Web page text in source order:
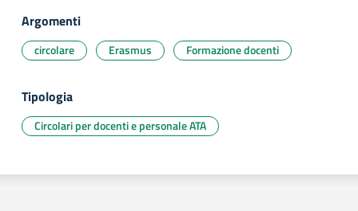
Argomenti
circolare Erasmus Formazione docenti
Tipologia
Circolari per docenti e personale ATA